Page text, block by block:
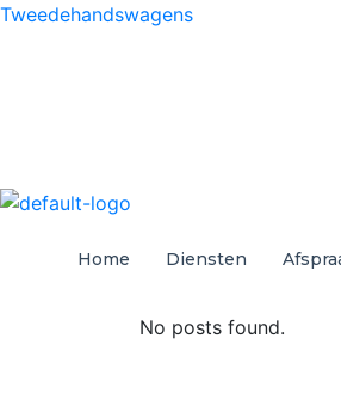
Tweedehandswagens
Home Diensten
No posts found.